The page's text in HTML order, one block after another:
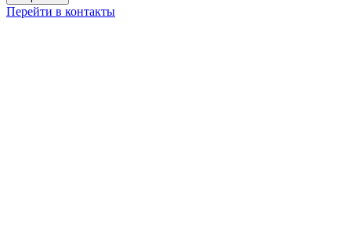
Перейти в контакты